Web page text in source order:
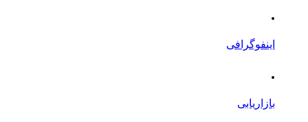
.
اینفوگرافی
.
بازاریابی